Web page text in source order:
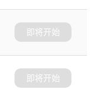
即将开始
即将开始